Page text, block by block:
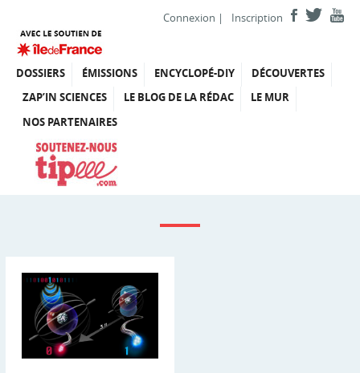
Connexion | Inscription
DOSSIERS ÉMISSIONS ENCYCLOPÉ-DIY
DÉCOUVERTES
ZAP’IN SCIENCES
LE BLOG DE LA RÉDAC
LE MUR
NOS PARTENAIRES